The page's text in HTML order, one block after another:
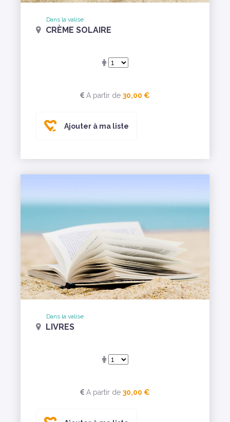
Dans la valise
CRÈME SOLAIRE
A partir de 30,00 €
Ajouter à ma liste
Dans la valise
LIVRES
A partir de 30,00 €